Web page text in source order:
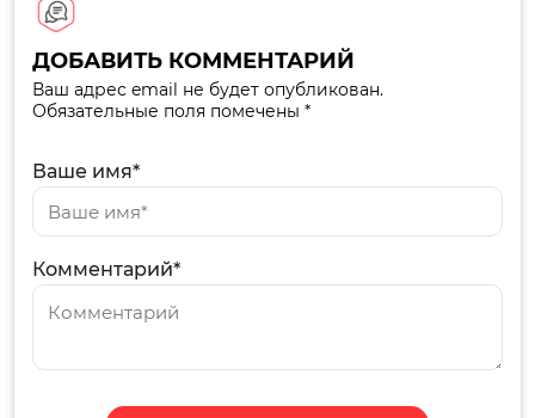
ДОБАВИТЬ КОММЕНТАРИЙ
Ваш адрес email не будет опубликован.
Обязательные поля помечены *
Комментарий*
Ваше имя*